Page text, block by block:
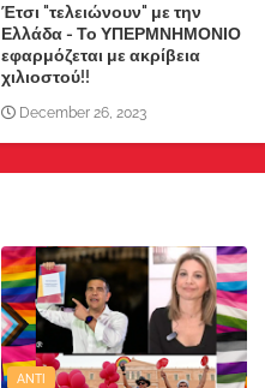
Έτσι "τελειώνουν" με την
Ελλάδα - Το ΥΠΕΡΜΝΗΜΟΝΙΟ
εφαρμόζεται με ακρίβεια
χιλιοστού!!
December 26, 2023
ANTI